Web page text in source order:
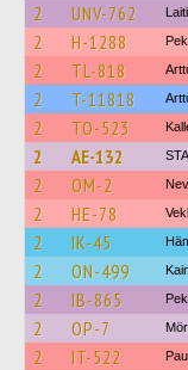
2 UNV-762
2 H-1288
2 TL-818
2 T-11818
2 TO-523
2 AE-132 STA
2 OM-2
2 HE-78
2 IK-45
2 ON-499
2 IB-865
2 OP-7
2 IT-522